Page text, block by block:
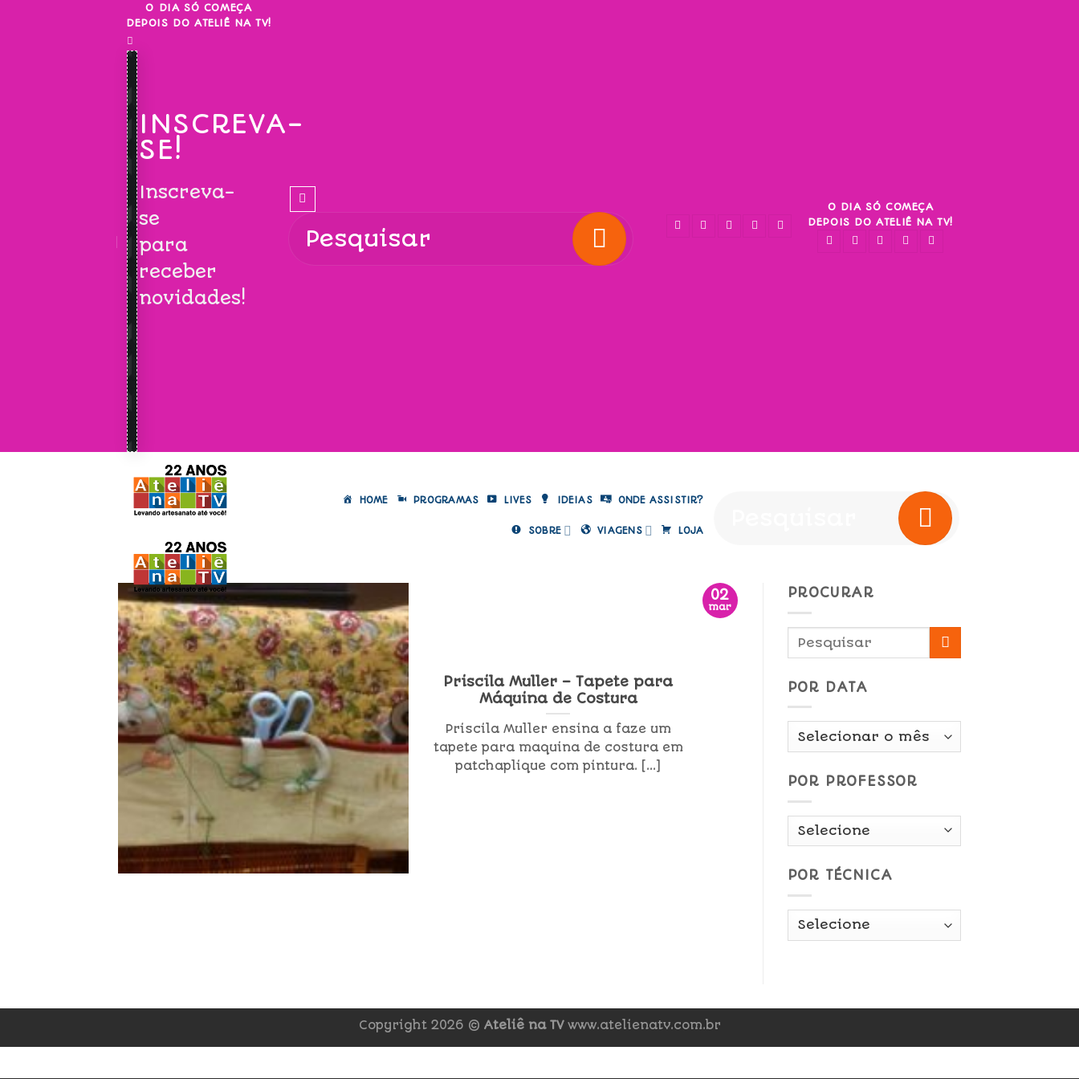
O DIA SÓ COMEÇA
DEPOIS DO ATELIÊ NA TV!
INSCREVA-
SE!
Inscreva-
se
para
receber
novidades!
O DIA SÓ COMEÇA
DEPOIS DO ATELIÊ NA TV!
HOME PROGRAMAS LIVES IDEIAS ONDE ASSISTIR?
SOBRE VIAGENS LOJA
Priscila Muller – Tapete para
Máquina de Costura
Priscila Muller ensina a faze um
tapete para maquina de costura em
patchaplique com pintura. [...]
02
mar
PROCURAR
POR DATA
Por
POR PROFESSOR
POR TÉCNICA
Copyright 2026 © Ateliê na TVwww.atelienatv.com.br